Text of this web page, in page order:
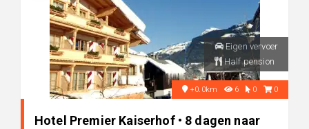
Eigen vervoer
Half pension
+0.0km 6 0 0
Hotel Premier Kaiserhof • 8 dagen naar